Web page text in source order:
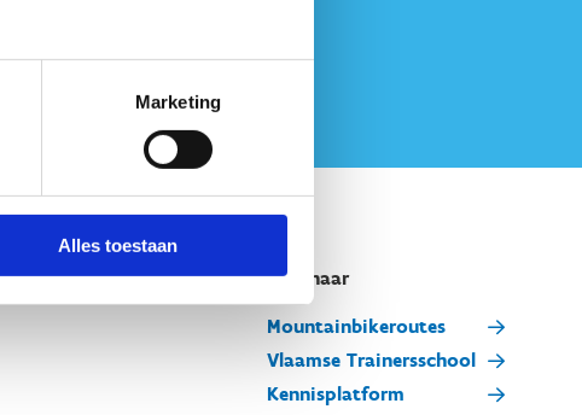
Marketing
Alles toestaan
Snel naar
Mountainbikeroutes
Vlaamse Trainersschool
Kennisplatform